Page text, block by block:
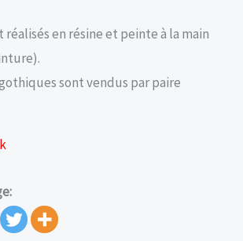
réalisés en résine et peinte à la main
sont vendus par paire